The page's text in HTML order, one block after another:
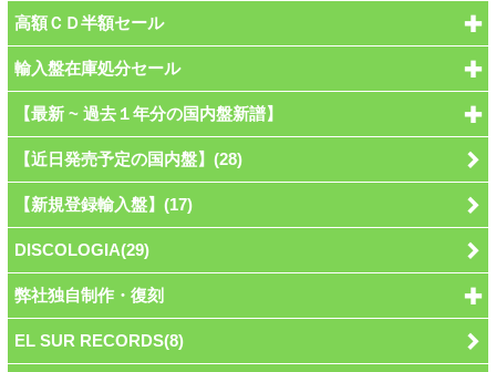
高額ＣＤ半額セール
輸入盤在庫処分セール
【最新 ~ 過去１年分の国内盤新譜】
【近日発売予定の国内盤】(28)
【新規登録輸入盤】(17)
DISCOLOGIA(29)
弊社独自制作・復刻
EL SUR RECORDS(8)